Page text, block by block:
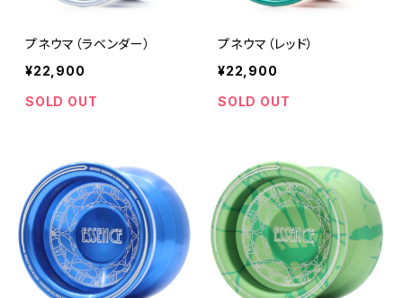
プネウマ（ラベンダー）
¥22,900
SOLD OUT
プネウマ（レッド）
¥22,900
SOLD OUT